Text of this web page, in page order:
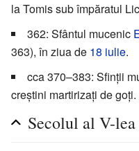
la Tomis sub împăratul
362: Sfântul mucenic
363), în ziua de 18 iulie.
cca 370–383: Sfinții
creștini martirizați de goți.
Secolul al V-